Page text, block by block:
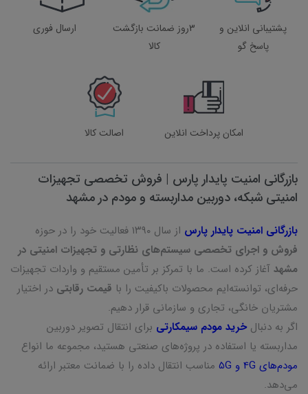
پشتیبانی انلاین و
پاسخ گو
3روز ضمانت بازگشت
کالا
ارسال فوری
امکان پرداخت انلاین اصالت کالا
بازرگانی امنیت پایدار پارس | فروش تخصصی تجهیزات
امنیتی شبکه، دوربین مداربسته و مودم در مشهد
بازرگانی امنیت پایدار پارس از سال ۱۳۹۰ فعالیت خود را در حوزه
فروش و اجرای تخصصی سیستم‌های نظارتی و تجهیزات امنیتی در
مشهد آغاز کرده است. ما با تمرکز بر تأمین مستقیم و واردات تجهیزات
حرفه‌ای، توانسته‌ایم محصولات باکیفیت را با قیمت رقابتی در اختیار
مشتریان خانگی، تجاری و سازمانی قرار دهیم.
اگر به دنبالخرید مودم سیمکارتی برای انتقال تصویر دوربین
مداربسته یا استفاده در پروژه‌های صنعتی هستید، مجموعه ما انواع
مودم‌های 4G و 5G
مناسب انتقال داده را با ضمانت معتبر ارائه
می‌دهد.